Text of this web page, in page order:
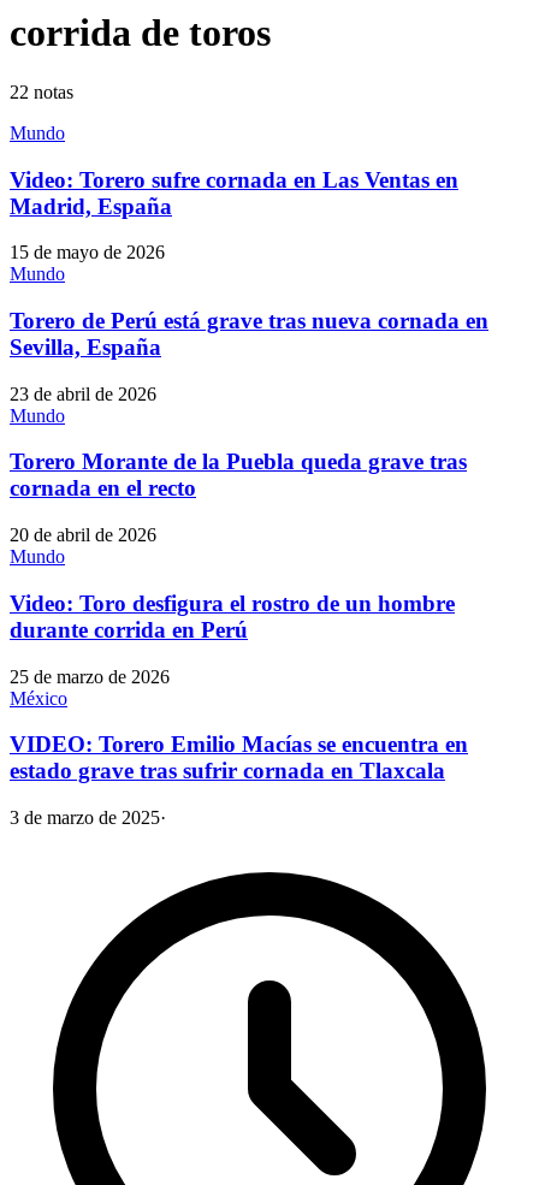
corrida de toros
22 notas
Mundo
Video: Torero sufre cornada en Las Ventas en
Madrid, España
15 de mayo de 2026
Mundo
Torero de Perú está grave tras nueva cornada en
Sevilla, España
23 de abril de 2026
Mundo
Torero Morante de la Puebla queda grave tras
cornada en el recto
20 de abril de 2026
Mundo
Video: Toro desfigura el rostro de un hombre
durante corrida en Perú
25 de marzo de 2026
México
VIDEO: Torero Emilio Macías se encuentra en
estado grave tras sufrir cornada en Tlaxcala
3 de marzo de 2025·